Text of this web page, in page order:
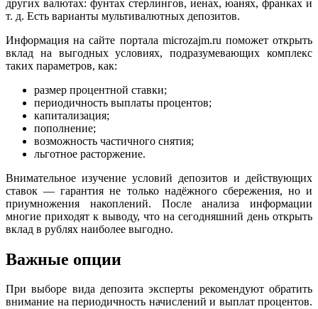
других валютах: фунтах стерлингов, иенах, юанях, франках и
т. д. Есть варианты мультивалютных депозитов.
Информация на сайте портала microzajm.ru поможет открыть
вклад на выгодных условиях, подразумевающих комплекс
таких параметров, как:
размер процентной ставки;
периодичность выплаты процентов;
капитализация;
пополнение;
возможность частичного снятия;
льготное расторжение.
Внимательное изучение условий депозитов и действующих
ставок — гарантия не только надёжного сбережения, но и
приумножения накоплений. После анализа информации
многие приходят к выводу, что на сегодняшний день открыть
вклад в рублях наиболее выгодно.
Важные опции
При выборе вида депозита эксперты рекомендуют обратить
внимание на периодичность начислений и выплат процентов.